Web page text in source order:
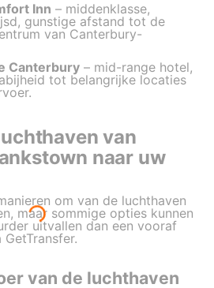
Inn – middenklasse,
gunstige afstand tot de
van Canterbury-
Canterbury – mid-range hotel,
tot belangrijke locaties
van
naar uw
om van de luchthaven
maar sommige opties kunnen
uitvallen dan een vooraf
van de luchthaven